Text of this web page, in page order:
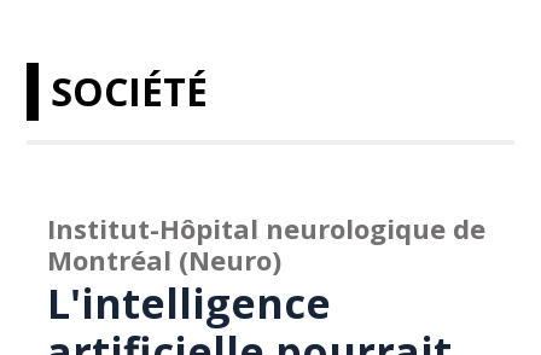
SOCIÉTÉ
Institut-Hôpital neurologique de
Montréal (Neuro)
L'intelligence